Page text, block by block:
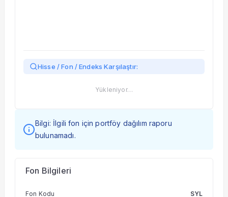
Hisse / Fon / Endeks Karşılaştır:
Yükleniyor…
Bilgi: İlgili fon için portföy dağılım raporu
bulunamadı.
Fon Bilgileri
Fon Kodu SYL